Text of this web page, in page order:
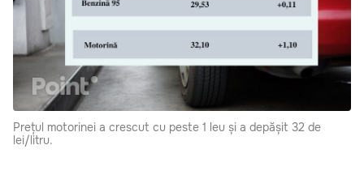
Prețul motorinei a crescut cu peste 1 leu și a depășit 32 de
lei/litru.